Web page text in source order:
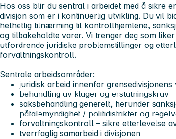
Hos oss blir du sentral i arbeidet med å sikre
divisjon som er i kontinuerlig utvikling. Du vil
helhetlig tilnærming til kontrollhjemlene,
og tilbakeholdte varer. Vi trenger deg som
utfordrende juridiske problemstillinger og
forvaltningskontroll.
Sentrale arbeidsområder:
juridisk arbeid innenfor grensedivisjonens
behandling av klager og erstatningskrav
saksbehandling generelt, herunder
påtalemyndighet / politidistrikter og
forvaltningskontroll – sikre etterlevelse
tverrfaglig samarbeid i divisjonen